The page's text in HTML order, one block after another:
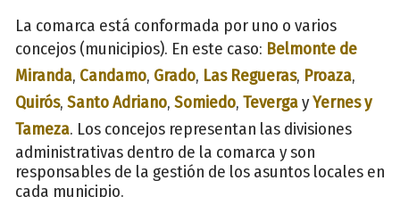
La comarca está conformada por uno o varios
concejos (municipios). En este caso: Belmonte de
Miranda, Candamo, Grado, Las Regueras, Proaza,
Quirós, Santo Adriano, Somiedo, TevergayYernes y
Tameza. Los concejos representan las divisiones
administrativas dentro de la comarca y son
responsables de la gestión de los asuntos locales en
cada municipio.